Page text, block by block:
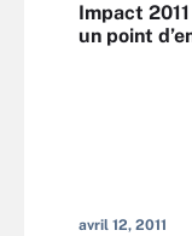
Impact
un point
avril 12, 2011